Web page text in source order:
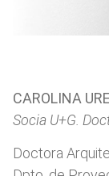
CAROLINA
Socia U+G.
Doctora